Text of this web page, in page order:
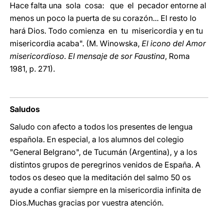
Hace falta una sola cosa: que el pecador entorne al
menos un poco la puerta de su corazón... El resto lo
hará Dios. Todo comienza en tu misericordia y en tu
misericordia acaba". (M. Winowska, El icono del Amor
misericordioso. El mensaje de sor Faustina, Roma
1981, p. 271).
Saludos
Saludo con afecto a todos los presentes de lengua
española. En especial, a los alumnos del colegio
"General Belgrano", de Tucumán (Argentina), y a los
distintos grupos de peregrinos venidos de España. A
todos os deseo que la meditación del salmo 50 os
ayude a confiar siempre en la misericordia infinita de
Dios.Muchas gracias por vuestra atención.